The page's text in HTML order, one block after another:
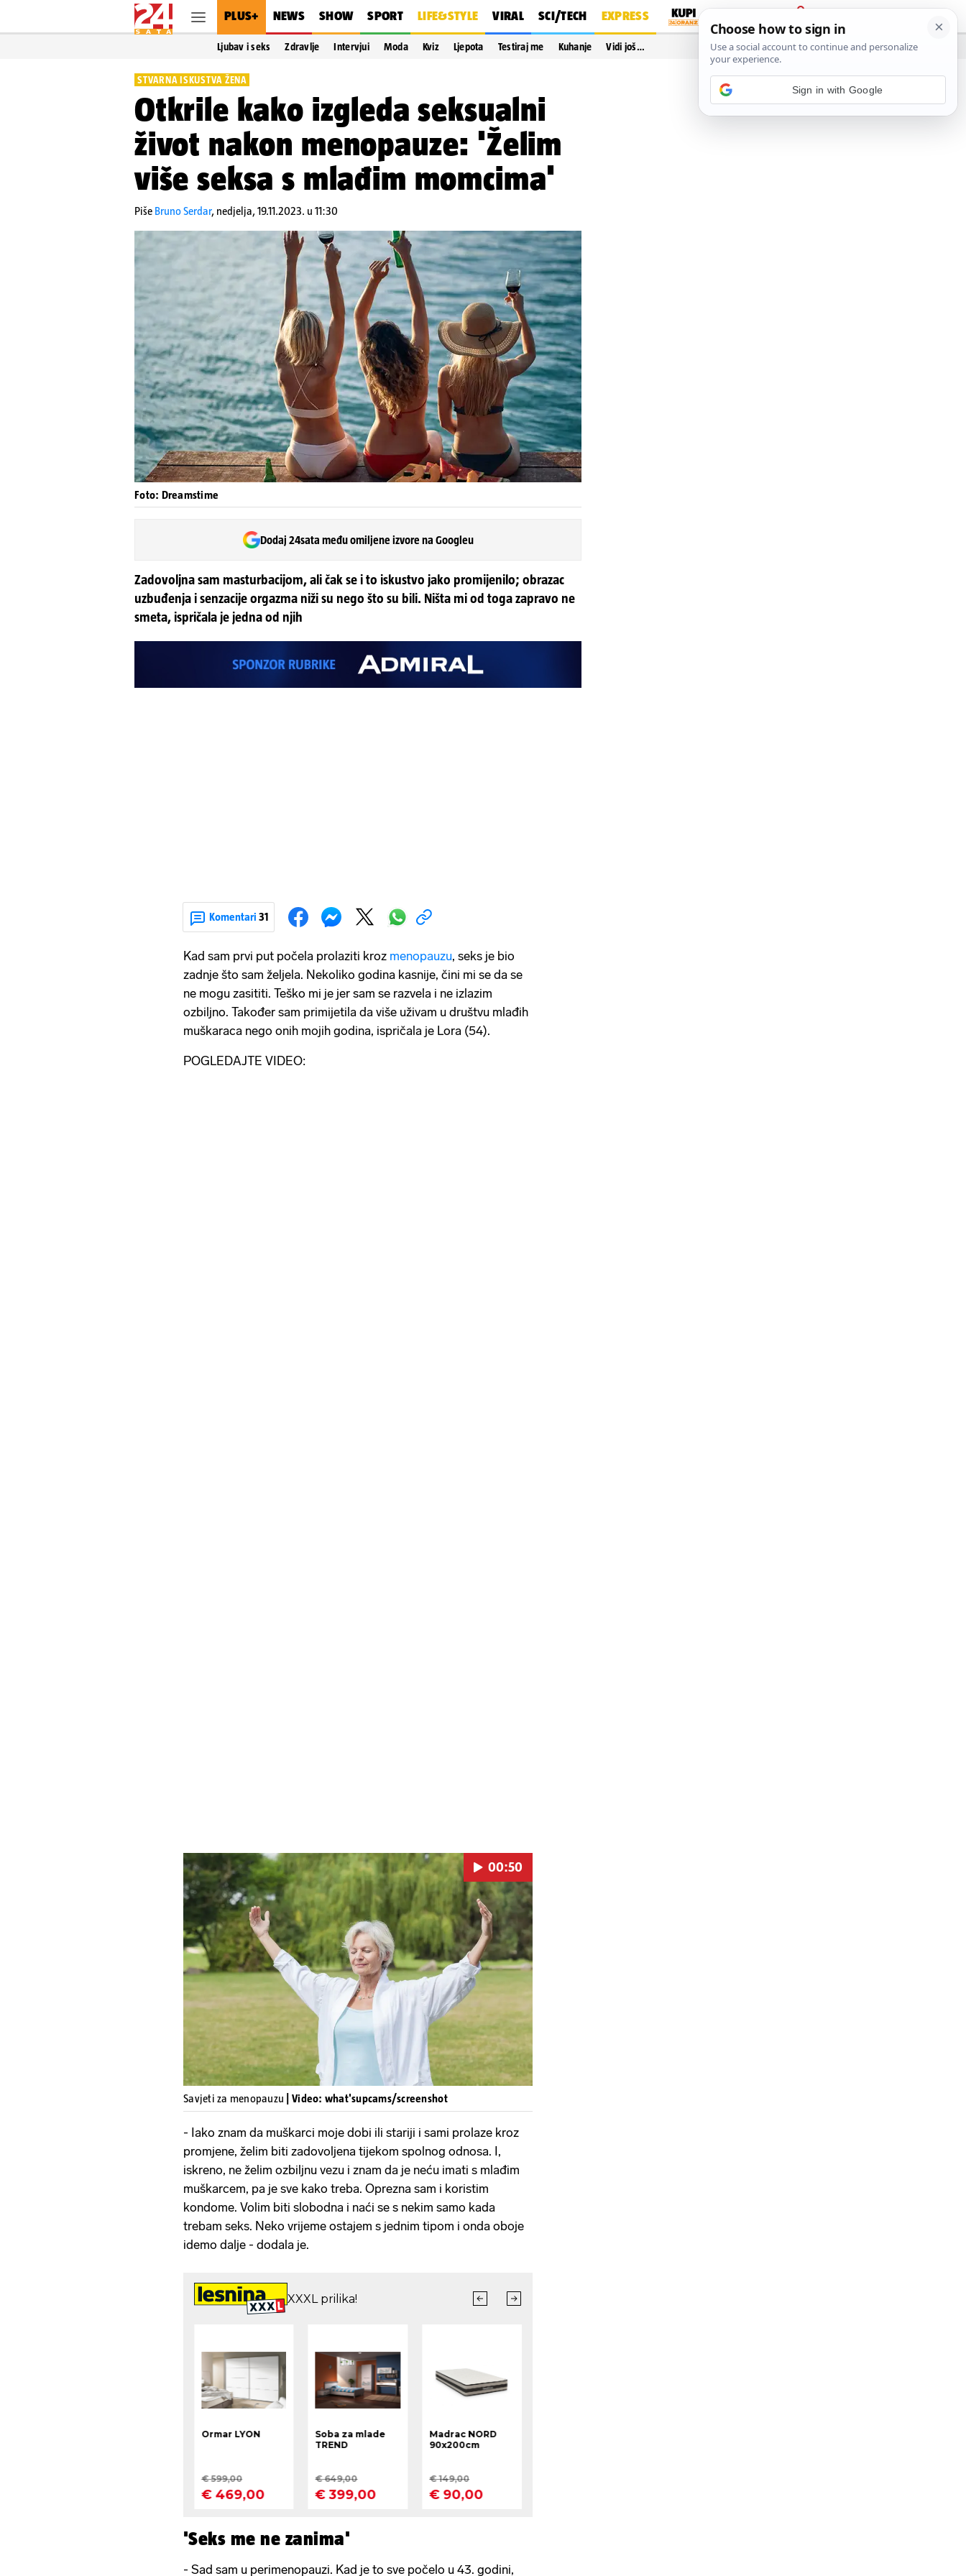
PLUS+ NEWS SHOW SPORT LIFE&STYLE VIRAL SCI/TECH EXPRESS
PRIJAVA
Ljubav i seks Zdravlje Intervjui Moda Kviz Ljepota Testiraj me Kuhanje Vidi još…
STVARNA ISKUSTVA ŽENA
Otkrile kako izgleda seksualni
život nakon menopauze: 'Želim
više seksa s mlađim momcima'
Piše Bruno Serdar, nedjelja, 19.11.2023. u 11:30
Foto: Dreamstime
Dodaj 24sata među omiljene izvore na Googleu
Zadovoljna sam masturbacijom, ali čak se i to iskustvo jako promijenilo; obrazac
uzbuđenja i senzacije orgazma niži su nego što su bili. Ništa mi od toga zapravo ne
smeta, ispričala je jedna od njih
Komentari 31
Kad sam prvi put počela prolaziti kroz menopauzu, seks je bio
zadnje što sam željela. Nekoliko godina kasnije, čini mi se da se
ne mogu zasititi. Teško mi je jer sam se razvela i ne izlazim
ozbiljno. Također sam primijetila da više uživam u društvu mlađih
muškaraca nego onih mojih godina, ispričala je Lora (54).
POGLEDAJTE VIDEO:
Pokretanje videa...
00:50
Savjeti za menopauzu | Video: what'supcams/screenshot
- Iako znam da muškarci moje dobi ili stariji i sami prolaze kroz
promjene, želim biti zadovoljena tijekom spolnog odnosa. I,
iskreno, ne želim ozbiljnu vezu i znam da je neću imati s mlađim
muškarcem, pa je sve kako treba. Oprezna sam i koristim
kondome. Volim biti slobodna i naći se s nekim samo kada
trebam seks. Neko vrijeme ostajem s jednim tipom i onda oboje
idemo dalje - dodala je.
'Seks me ne zanima'
- Sad sam u perimenopauzi. Kad je to sve počelo u 43. godini,